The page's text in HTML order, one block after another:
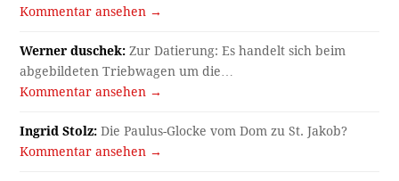
Kommentar ansehen →
Werner duschek: Zur Datierung: Es handelt sich beim
abgebildeten Triebwagen um die…
Kommentar ansehen →
Ingrid Stolz: Die Paulus-Glocke vom Dom zu St. Jakob?
Kommentar ansehen →